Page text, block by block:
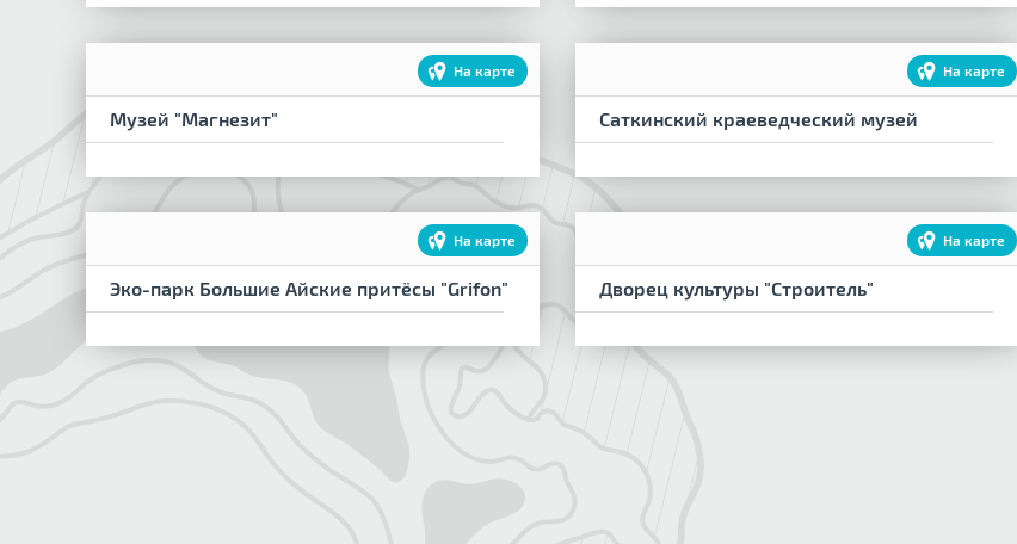
На карте
Музей "Магнезит"
На карте
Саткинский краеведческий музей
На карте
Эко-парк Большие Айские притёсы "Grifon"
На карте
Дворец культуры "Строитель"